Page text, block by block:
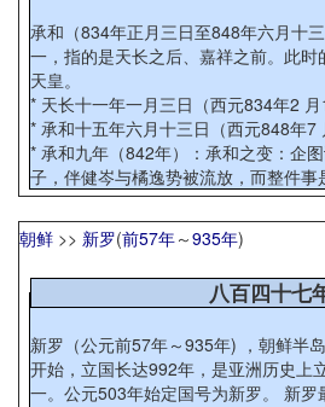
承和（834年正月三日至848年六月十
一，指的是天长之后、嘉祥之前。此
天皇。
* 天长十一年一月三日（西元834年2
* 承和十五年六月十三日（西元848年7
* 承和九年（842年）：承和之变：企
子，伴健岑与橘逸势被流放，而整件事
朝鲜 >> 新罗(前57年～935年)
八百四十七
新罗（公元前57年～935年) ，朝鲜半
开始，立国长达992年，是亚洲历史上
一。公元503年始定国号为新罗。 新